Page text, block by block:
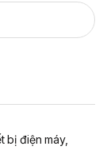
bị điện máy,